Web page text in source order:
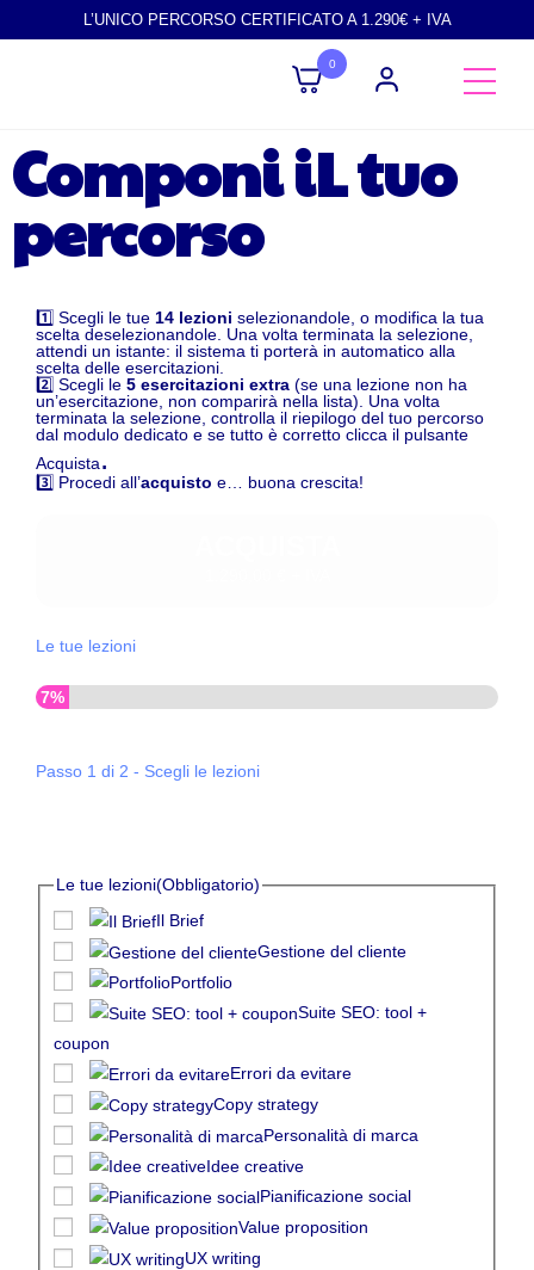
L’UNICO PERCORSO CERTIFICATO A 1.290€ + IVA
0
Componi iL tuo
percorso
1️⃣ Scegli le tue 14 lezioni selezionandole, o modifica la tua
scelta deselezionandole. Una volta terminata la selezione,
attendi un istante: il sistema ti porterà in automatico alla
scelta delle esercitazioni.
2️⃣ Scegli le 5 esercitazioni extra (se una lezione non ha
un’esercitazione, non comparirà nella lista). Una volta
terminata la selezione, controlla il riepilogo del tuo percorso
dal modulo dedicato e se tutto è corretto clicca il pulsante
Acquista.
3️⃣ Procedi all’acquisto e… buona crescita!
Le tue lezioni
7%
Passo 1 di 2 - Scegli le lezioni
Le tue lezioni(Obbligatorio)
Il Brief
Gestione del cliente
Portfolio
Suite SEO: tool +
coupon
Errori da evitare
Copy strategy
Personalità di marca
Idee creative
Pianificazione social
Value proposition
UX writing